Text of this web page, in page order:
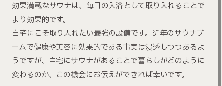
効果満載なサウナは、毎日の入浴として取り入れることで
より効果的です。
自宅にこそ取り入れたい最強の設備です。近年のサウナブ
ームで健康や美容に効果的である事実は浸透しつつあるよ
うですが、自宅にサウナがあることで暮らしがどのように
変わるのか、この機会にお伝えができれば幸いです。